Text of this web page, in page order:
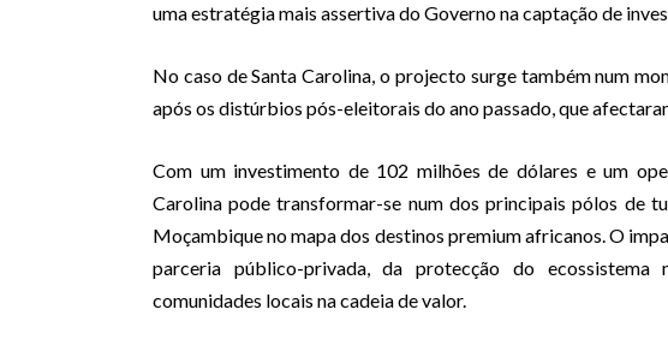
uma estratégia mais assertiva do Governo na captação de
No caso de Santa Carolina, o projecto surge também num
após os distúrbios pós-eleitorais do ano passado, que
Com um investimento de 102 milhões de dólares e um
Carolina pode transformar-se num dos principais pólos de
Moçambique no mapa dos destinos premium africanos. O
parceria público-privada, da protecção do
comunidades locais na cadeia de valor.